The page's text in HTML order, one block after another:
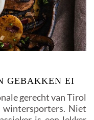
GEBAKKEN EI
gerecht van Tirol
wintersporters. Niet